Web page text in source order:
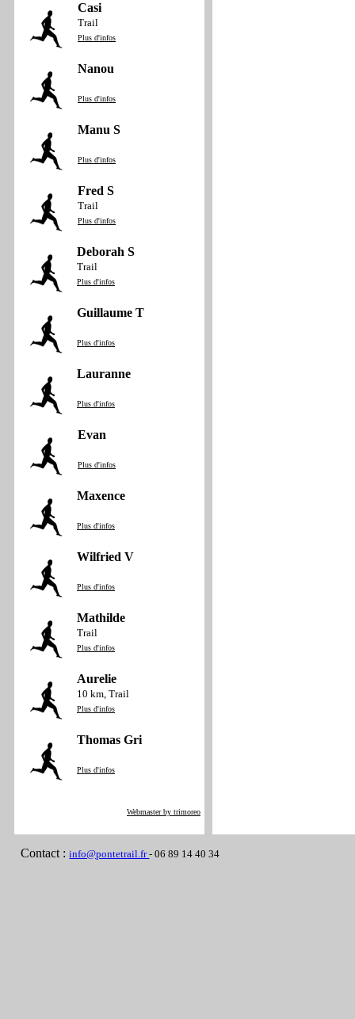
Casi
Trail
Plus d'infos
Nanou
Plus d'infos
Manu S
Plus d'infos
Fred S
Trail
Plus d'infos
Deborah S
Trail
Plus d'infos
Guillaume T
Plus d'infos
Lauranne
Plus d'infos
Evan
Plus d'infos
Maxence
Plus d'infos
Wilfried V
Plus d'infos
Mathilde
Trail
Plus d'infos
Aurelie
10 km, Trail
Plus d'infos
Thomas Gri
Plus d'infos
Webmaster by trimoreo
Contact :info@pontetrail.fr- 06 89 14 40 34